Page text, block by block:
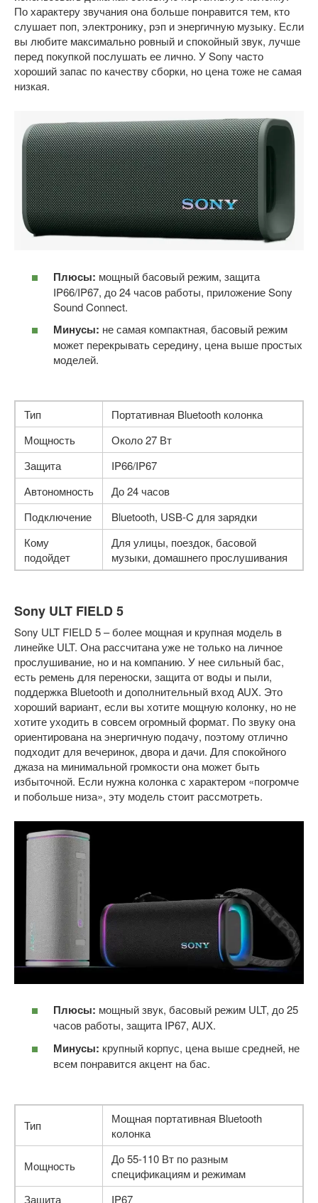
По характеру звучания она больше понравится тем, кто
слушает поп, электронику, рэп и энергичную музыку. Если
вы любите максимально ровный и спокойный звук, лучше
перед покупкой послушать ее лично. У Sony часто
хороший запас по качеству сборки, но цена тоже не самая
низкая.
Плюсы: мощный басовый режим, защита
IP66/IP67, до 24 часов работы, приложение Sony
Sound Connect.
Минусы: не самая компактная, басовый режим
может перекрывать середину, цена выше простых
моделей.
Тип
Портативная Bluetooth колонка
Мощность
Около 27 Вт
Защита
IP66/IP67
Автономность
До 24 часов
Подключение
Bluetooth, USB-C для зарядки
Кому
подойдет
Для улицы, поездок, басовой
музыки, домашнего прослушивания
Sony ULT FIELD 5
Sony ULT FIELD 5 – более мощная и крупная модель в
линейке ULT. Она рассчитана уже не только на личное
прослушивание, но и на компанию. У нее сильный бас,
есть ремень для переноски, защита от воды и пыли,
поддержка Bluetooth и дополнительный вход AUX. Это
хороший вариант, если вы хотите мощную колонку, но не
хотите уходить в совсем огромный формат. По звуку она
ориентирована на энергичную подачу, поэтому отлично
подходит для вечеринок, двора и дачи. Для спокойного
джаза на минимальной громкости она может быть
избыточной. Если нужна колонка с характером «погромче
и побольше низа», эту модель стоит рассмотреть.
Плюсы: мощный звук, басовый режим ULT, до 25
часов работы, защита IP67, AUX.
Минусы: крупный корпус, цена выше средней, не
всем понравится акцент на бас.
Тип
Мощная портативная Bluetooth
колонка
Мощность
До 55-110 Вт по разным
спецификациям и режимам
Защита
IP67